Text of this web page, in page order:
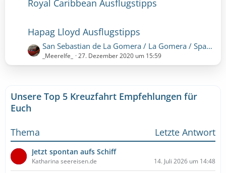
Royal Caribbean Ausflugstipps
Hapag Lloyd Ausflugstipps
L
e
t
e
B
t
San Sebastian de La Gomera / La Gomera / Spanien
_Meerelfe_ 27. Dezember 2020 um 15:59
Unsere Top 5 Kreuzfahrt Empfehlungen für
Euch
Thema
Letzte Antwort
Jetzt spontan aufs Schiff
Katharina seereisen.de 14. Juli 2026 um 14:48